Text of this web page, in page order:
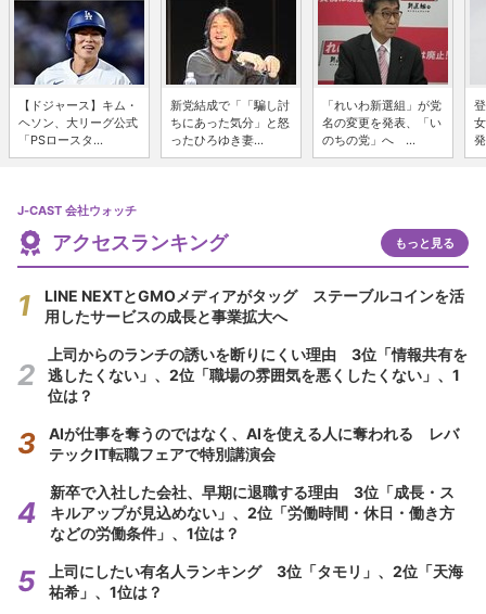
【ドジャース】キム・
ヘソン、大リーグ公式
「PSロースタ...
新党結成で「「騙し討
ちにあった気分」と怒
ったひろゆき妻...
「れいわ新選組」が党
名の変更を発表、「い
のちの党」へ ...
J-CAST 会社ウォッチ
アクセスランキング もっと見る
LINE NEXTとGMOメディアがタッグ ステーブルコインを活
用したサービスの成長と事業拡大へ
上司からのランチの誘いを断りにくい理由 3位「情報共有を
逃したくない」、2位「職場の雰囲気を悪くしたくない」、1
位は？
AIが仕事を奪うのではなく、AIを使える人に奪われる レバ
テックIT転職フェアで特別講演会
新卒で入社した会社、早期に退職する理由 3位「成長・ス
キルアップが見込めない」、2位「労働時間・休日・働き方
などの労働条件」、1位は？
上司にしたい有名人ランキング 3位「タモリ」、2位「天海
祐希」、1位は？